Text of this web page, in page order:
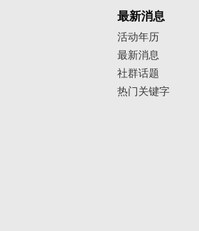
最新消息
活动年历
最新消息
社群话题
热门关键字